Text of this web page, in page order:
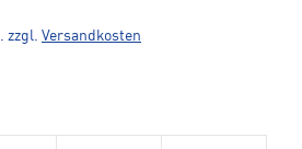
zzgl. Versandkosten